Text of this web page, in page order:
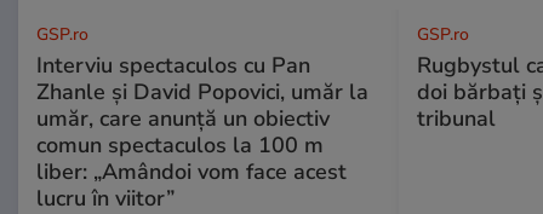
GSP.ro
Interviu spectaculos cu Pan
Zhanle și David Popovici, umăr la
umăr, care anunță un obiectiv
comun spectaculos la 100 m
liber: „Amândoi vom face acest
lucru în viitor”
GSP.ro
Rugbystul
doi bărbați
tribunal